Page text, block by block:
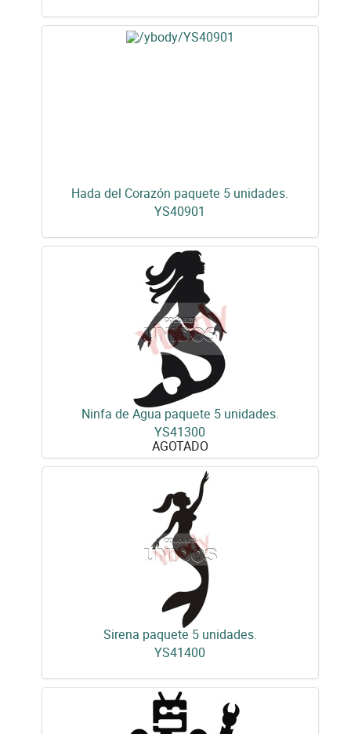
Hada del Corazón paquete 5 unidades.
YS40901
Ninfa de Agua paquete 5 unidades.
YS41300
AGOTADO
Sirena paquete 5 unidades.
YS41400